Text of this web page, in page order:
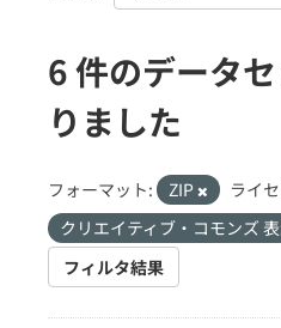
6 件のデータ
りました
フォーマット: ZIP
ライ
クリエイティブ・コモンズ
フィルタ結果